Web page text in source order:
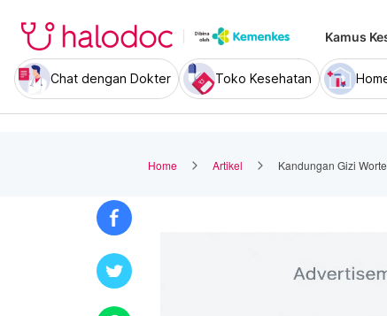
Kamus
Chat dengan Dokter Toko Kesehatan
Home Artikel Kandungan Gizi